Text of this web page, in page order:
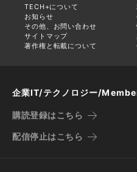
TECH+について
お知らせ
その他、お問い合わせ
サイトマップ
著作権と転載について
企業IT/テクノロジー/
購読登録はこちら
配信停止はこちら